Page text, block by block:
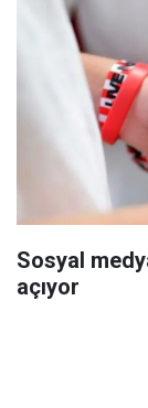
Sosyal
açıyor